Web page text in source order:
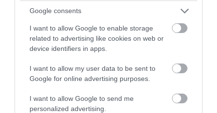
Google consents
I want to allow Google to enable storage
related to advertising like cookies on web or
device identifiers in apps.
I want to allow my user data to be sent to
Google for online advertising purposes.
I want to allow Google to send me
personalized advertising.